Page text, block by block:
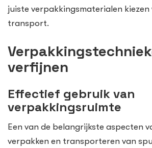
juiste verpakkingsmaterialen kiezen
transport.
verfijnen
Effectief gebruik van
verpakkingsruimte
Een van de belangrijkste aspecten
verpakken en transporteren van